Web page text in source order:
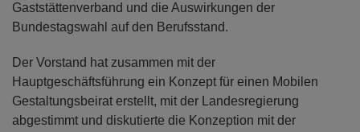
Gaststättenverband und die Auswirkungen der
Bundestagswahl auf den Berufsstand.
Der Vorstand hat zusammen mit der
Hauptgeschäftsführung ein Konzept für einen Mobilen
Gestaltungsbeirat erstellt, mit der Landesregierung
abgestimmt und diskutierte die Konzeption mit der